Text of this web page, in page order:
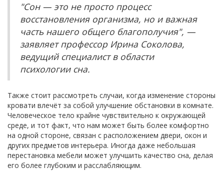
"Сон — это не просто процесс
восстановления организма, но и важная
часть нашего общего благополучия", —
заявляет профессор Ирина Соколова,
ведущий специалист в области
психологии сна.
Также стоит рассмотреть случаи, когда изменение стороны
кровати влечёт за собой улучшение обстановки в комнате.
Человеческое тело крайне чувствительно к окружающей
среде, и тот факт, что нам может быть более комфортно
на одной стороне, связан с расположением двери, окон и
других предметов интерьера. Иногда даже небольшая
перестановка мебели может улучшить качество сна, делая
его более глубоким и расслабляющим.